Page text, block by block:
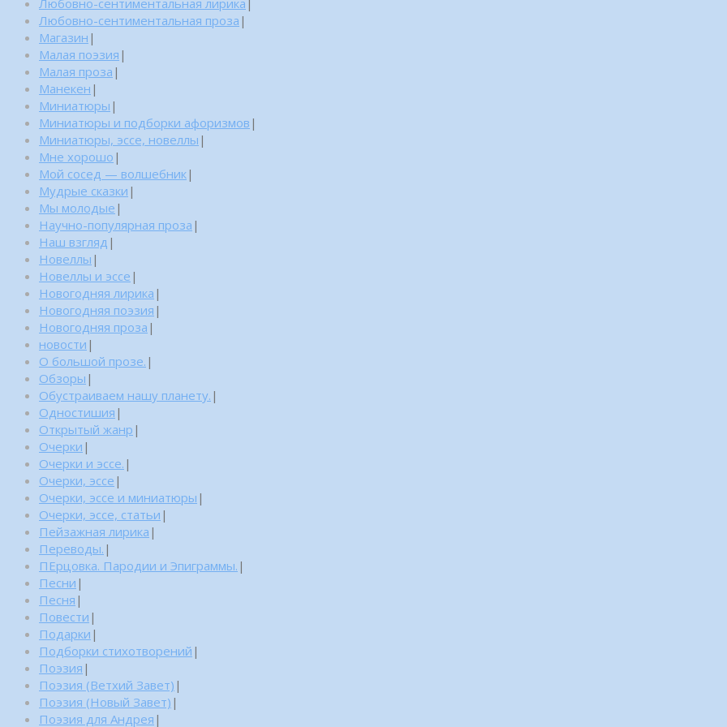
Любовно-сентиментальная проза |
Магазин |
Малая поэзия |
Малая проза |
Манекен |
Миниатюры |
Миниатюры и подборки афоризмов |
Миниатюры, эссе, новеллы |
Мне хорошо |
Мой сосед — волшебник|
Мудрые сказки |
Мы молодые |
Научно-популярная проза |
Наш взгляд |
Новеллы |
Новеллы и эссе |
Новогодняя лирика |
Новогодняя поэзия |
Новогодняя проза |
новости |
О большой прозе. |
Обзоры |
Обустраиваем нашу планету. |
Одностишия |
Открытый жанр |
Очерки |
Очерки и эссе. |
Очерки, эссе |
Очерки, эссе и миниатюры |
Очерки, эссе, статьи |
Пейзажная лирика |
Переводы. |
ПЕрцовка. Пародии и Эпиграммы. |
Песни |
Песня |
Повести |
Подарки |
Подборки стихотворений |
Поэзия |
Поэзия (Ветхий Завет) |
Поэзия (Новый Завет) |
Поэзия для Андрея |